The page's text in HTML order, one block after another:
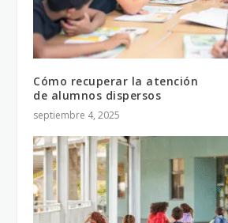
Cómo recuperar la atención
de alumnos dispersos
septiembre 4, 2025